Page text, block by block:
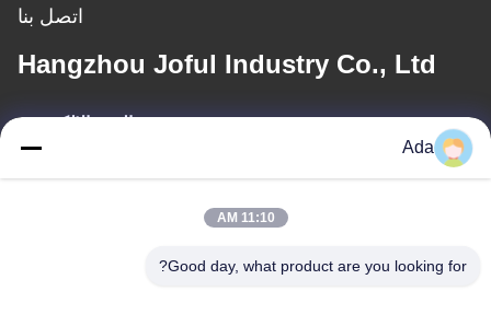
اتصل بنا
Hangzhou Joful Industry Co., Ltd
البريد الإلكتروني
Ada
11:10 AM
Good day, what product are you looking for?